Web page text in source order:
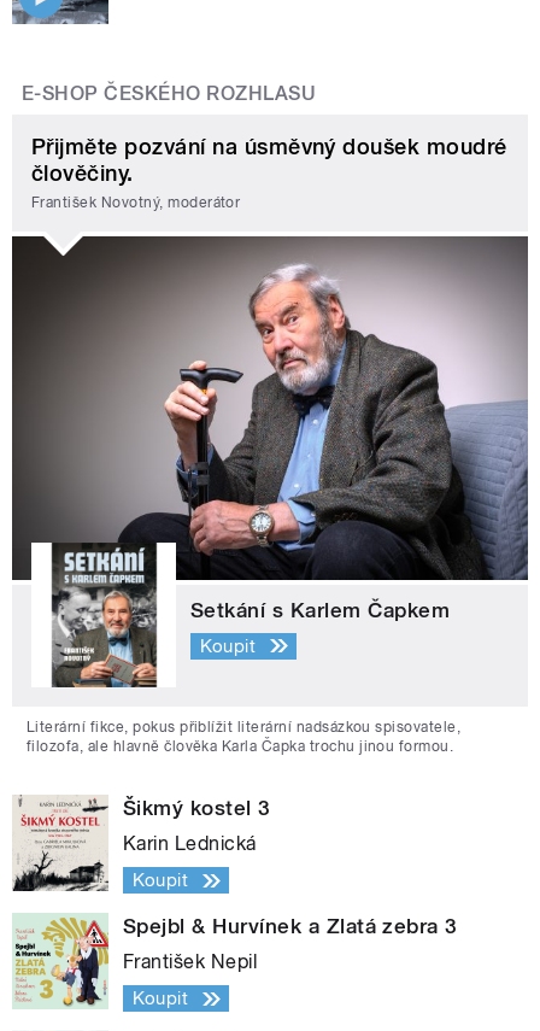
E-SHOP ČESKÉHO ROZHLASU
Přijměte pozvání na úsměvný doušek moudré
člověčiny.
František Novotný, moderátor
Setkání s Karlem Čapkem
Koupit
Literární fikce, pokus přiblížit literární nadsázkou spisovatele,
filozofa, ale hlavně člověka Karla Čapka trochu jinou formou.
Šikmý kostel 3
Karin Lednická
Koupit
Spejbl & Hurvínek a Zlatá zebra 3
František Nepil
Koupit